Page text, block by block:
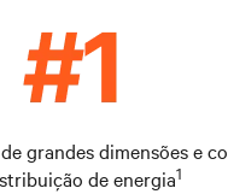
grandes dimensões e
de energia1